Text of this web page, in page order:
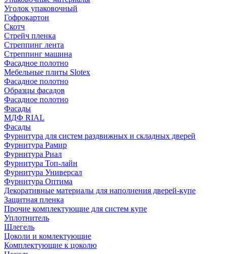
Уголок упаковочный
Гофрокартон
Скотч
Стрейч пленка
Стреппинг лента
Стреппинг машина
Фасадное полотно
Мебельные плиты Slotex
Фасадное полотно
Образцы фасадов
Фасадное полотно
Фасады
МДФ RIAL
Фасады
Фурнитура для систем раздвижных и складных дверей
Фурнитура Рамир
Фурнитура Риал
Фурнитура Топ-лайн
Фурнитура Универсал
Фурнитура Оптима
Декоративные материалы для наполнения дверей-купе
Защитная пленка
Прочие комплектующие для систем купе
Уплотнитель
Шлегель
Цоколи и комлектующие
Комплектующие к цоколю